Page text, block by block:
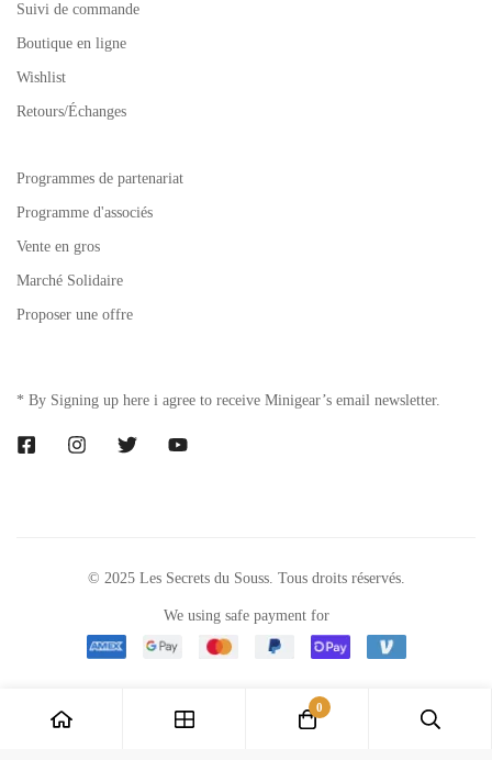
Suivi de commande
Boutique en ligne
Wishlist
Retours/Échanges
Programmes de partenariat
Programme d'associés
Vente en gros
Marché Solidaire
Proposer une offre
* By Signing up here i agree to receive Minigear’s email newsletter.
© 2025 Les Secrets du Souss. Tous droits réservés.
We using safe payment for
0